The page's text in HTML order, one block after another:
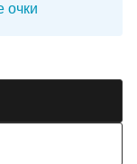
очки